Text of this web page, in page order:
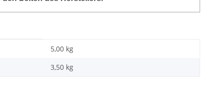
5,00 kg
3,50 kg